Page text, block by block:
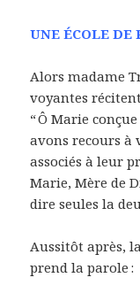
UNE ÉCOLE DE
Alors madame
voyantes
“ Ô Marie
avons recours à
associés à leur
Marie, Mère de
dire seules la
Aussitôt après,
prend la parole :